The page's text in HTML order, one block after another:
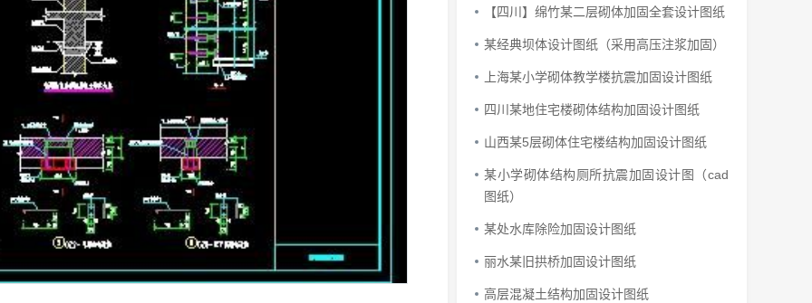
【四川】绵竹某二层砌体加固全套设计图纸
某经典坝体设计图纸（采用高压注浆加固）
上海某小学砌体教学楼抗震加固设计图纸
四川某地住宅楼砌体结构加固设计图纸
山西某5层砌体住宅楼结构加固设计图纸
某小学砌体结构厕所抗震加固设计图（cad
图纸）
某处水库除险加固设计图纸
丽水某旧拱桥加固设计图纸
高层混凝土结构加固设计图纸